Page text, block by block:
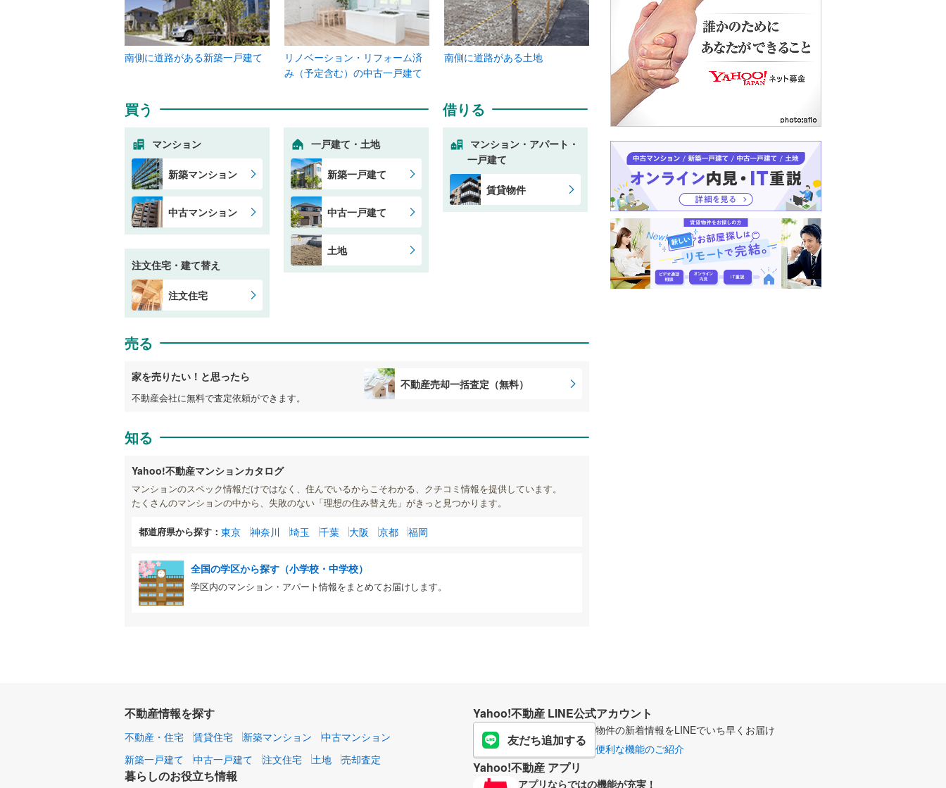
南側に道路がある新築一戸建て
リノベーション・リフォーム済
み（予定含む）の中古一戸建て
南側に道路がある土地
買う
マンション
新築マンション
中古マンション
注文住宅・建て替え
注文住宅
一戸建て・土地
新築一戸建て
中古一戸建て
土地
借りる
マンション・アパート・
一戸建て
賃貸物件
売る
家を売りたい！と思ったら
不動産会社に無料で査定依頼ができます。
不動産売却一括査定（無料）
知る
Yahoo!不動産マンションカタログ
マンションのスペック情報だけではなく、住んでいるからこそわかる、クチコミ情報を提供しています。
たくさんのマンションの中から、失敗のない「理想の住み替え先」がきっと見つかります。
都道府県から探す： 東京 神奈川 埼玉 千葉 大阪 京都 福岡
全国の学区から探す（小学校・中学校）
学区内のマンション・アパート情報をまとめてお届けします。
不動産情報を探す
不動産・住宅 賃貸住宅 新築マンション
中古マンション
新築一戸建て
中古一戸建て 注文住宅 土地 売却査定
暮らしのお役立ち情報
Yahoo!不動産 LINE公式アカウント
友だち追加する
物件の新着情報をLINEでいち早くお届け
便利な機能のご紹介
Yahoo!不動産 アプリ
アプリならではの機能が充実！